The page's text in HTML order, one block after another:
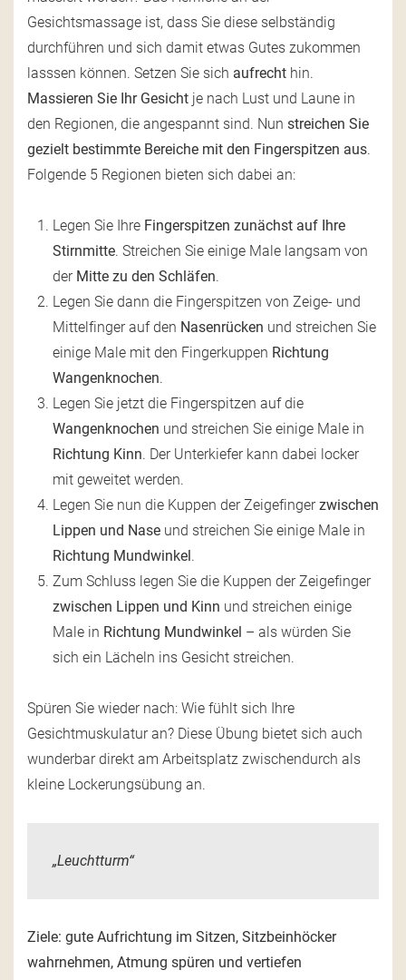
Gesichtsmassage ist, dass Sie diese selbständig
durchführen und sich damit etwas Gutes zukommen
lasssen können. Setzen Sie sich aufrecht hin.
Massieren Sie Ihr Gesicht je nach Lust und Laune in
den Regionen, die angespannt sind. Nun streichen Sie
gezielt bestimmte Bereiche mit den Fingerspitzen aus.
Folgende 5 Regionen bieten sich dabei an:
Legen Sie Ihre Fingerspitzen zunächst auf Ihre
Stirnmitte. Streichen Sie einige Male langsam von
der Mitte zu den Schläfen.
Legen Sie dann die Fingerspitzen von Zeige- und
Mittelfinger auf den Nasenrücken und streichen Sie
einige Male mit den Fingerkuppen Richtung
Wangenknochen.
Legen Sie jetzt die Fingerspitzen auf die
Wangenknochen und streichen Sie einige Male in
Richtung Kinn. Der Unterkiefer kann dabei locker
mit geweitet werden.
Legen Sie nun die Kuppen der Zeigefingerzwischen
Lippen und Nase und streichen Sie einige Male in
Richtung Mundwinkel.
Zum Schluss legen Sie die Kuppen der Zeigefinger
zwischen Lippen und Kinn und streichen einige
Male in Richtung Mundwinkel – als würden Sie
sich ein Lächeln ins Gesicht streichen.
Spüren Sie wieder nach: Wie fühlt sich Ihre
Gesichtmuskulatur an? Diese Übung bietet sich auch
wunderbar direkt am Arbeitsplatz zwischendurch als
kleine Lockerungsübung an.
„Leuchtturm“
Ziele: gute Aufrichtung im Sitzen, Sitzbeinhöcker
wahrnehmen, Atmung spüren und vertiefen